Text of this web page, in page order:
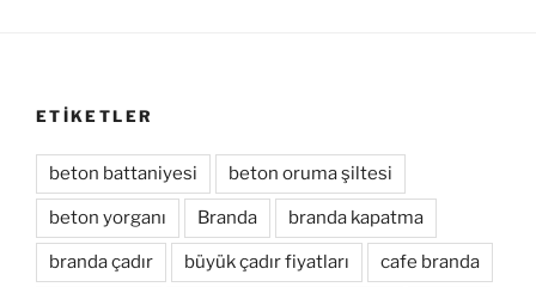
ETİKETLER
beton battaniyesi beton oruma şiltesi
beton yorganı Branda branda kapatma
branda çadır büyük çadır fiyatları cafe branda